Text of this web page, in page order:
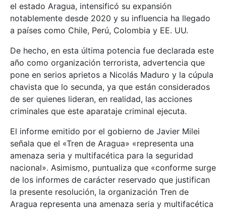
el estado Aragua, intensificó su expansión
notablemente desde 2020 y su influencia ha llegado
a países como Chile, Perú, Colombia y EE. UU.
De hecho, en esta última potencia fue declarada este
año como organización terrorista, advertencia que
pone en serios aprietos a Nicolás Maduro y la cúpula
chavista que lo secunda, ya que están considerados
de ser quienes lideran, en realidad, las acciones
criminales que este aparataje criminal ejecuta.
El informe emitido por el gobierno de Javier Milei
señala que el «Tren de Aragua» «representa una
amenaza seria y multifacética para la seguridad
nacional». Asimismo, puntualiza que «conforme surge
de los informes de carácter reservado que justifican
la presente resolución, la organización Tren de
Aragua representa una amenaza seria y multifacética